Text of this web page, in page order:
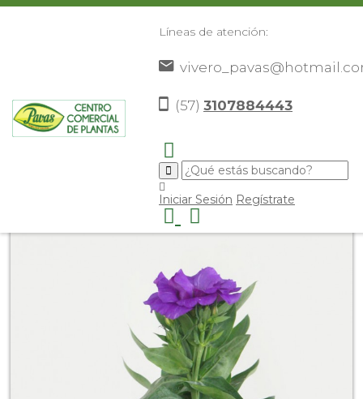
Líneas de atención:
(57) 3107884443
Iniciar Sesión Regístrate
Plantas> Flores De Corredor>